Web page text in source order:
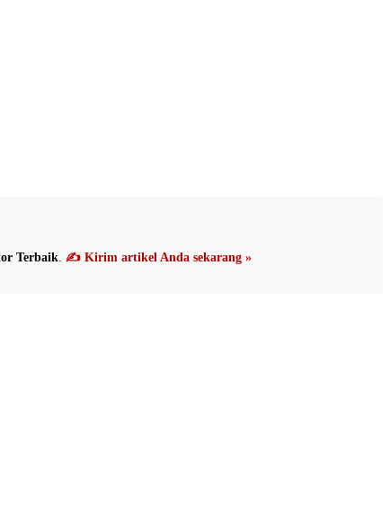
Terbaik ✍️ Kirim artikel Anda sekarang »